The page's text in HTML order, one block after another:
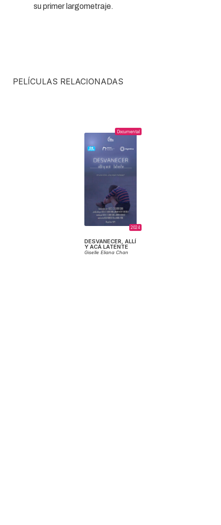
su primer largometraje.
PELÍCULAS RELACIONADAS
Documental
2024
DESVANECER, ALLÍ
Y ACÁ LATENTE
Giselle Eliana Chan